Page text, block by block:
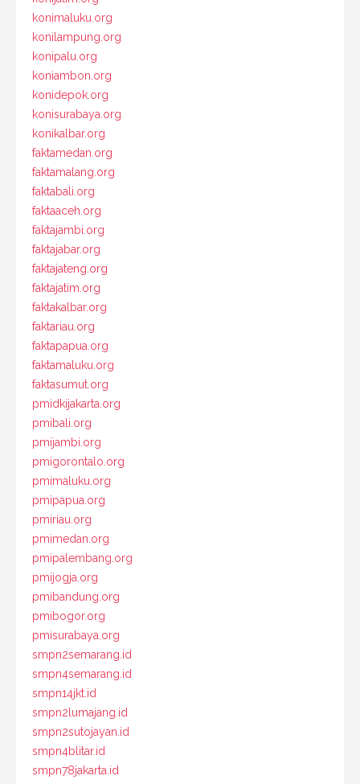
konimaluku.org
konilampung.org
konipalu.org
koniambon.org
konidepok.org
konisurabaya.org
konikalbar.org
faktamedan.org
faktamalang.org
faktabali.org
faktaaceh.org
faktajambi.org
faktajabar.org
faktajateng.org
faktajatim.org
faktakalbar.org
faktariau.org
faktapapua.org
faktamaluku.org
faktasumut.org
pmidkijakarta.org
pmibali.org
pmijambi.org
pmigorontalo.org
pmimaluku.org
pmipapua.org
pmiriau.org
pmimedan.org
pmipalembang.org
pmijogja.org
pmibandung.org
pmibogor.org
pmisurabaya.org
smpn2semarang.id
smpn4semarang.id
smpn14jkt.id
smpn2lumajang.id
smpn2sutojayan.id
smpn4blitar.id
smpn78jakarta.id